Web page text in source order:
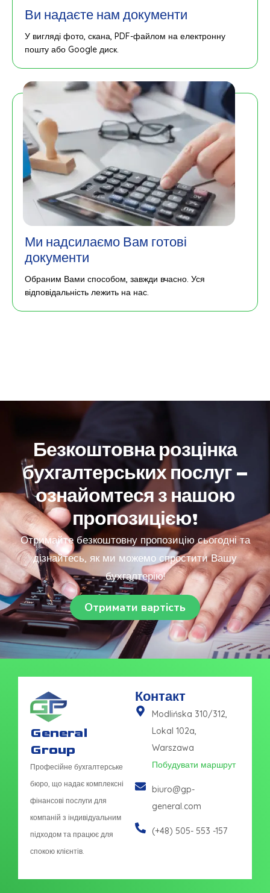
Ви надаєте нам документи
У вигляді фото, скана, PDF-файлом на електронну
пошту або Google диск.
Ми надсилаємо Вам готові
документи
Обраним Вами способом, завжди вчасно. Уся
відповідальність лежить на нас.
Безкоштовна розцінка
бухгалтерських послуг –
ознайомтеся з нашою
пропозицією!
Отримайте безкоштовну пропозицію сьогодні та
дізнайтесь, як ми можемо спростити Вашу
бухгалтерію!
Отримати вартість
General
Group
Професійне бухгалтерське
бюро, що надає комплексні
фінансові послуги для
компаній з індивідуальним
підходом та працює для
спокою клієнтів.
Контакт
Modlińska 310/312,
Lokal 102a,
Warszawa
Побудувати маршрут
biuro@gp-
general.com
(+48) 505- 553 -157